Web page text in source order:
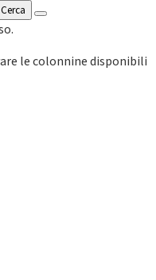
Cerca
le colonnine disponibili